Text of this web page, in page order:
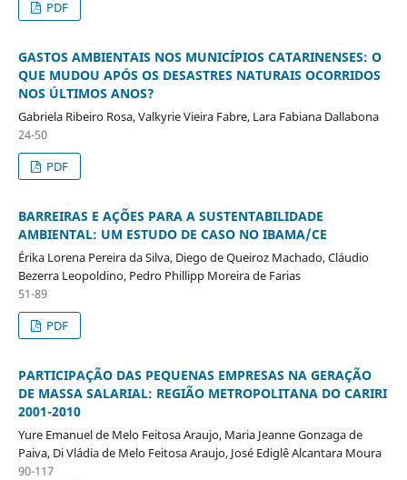
PDF
GASTOS AMBIENTAIS NOS MUNICÍPIOS CATARINENSES: O
QUE MUDOU APÓS OS DESASTRES NATURAIS OCORRIDOS
NOS ÚLTIMOS ANOS?
Gabriela Ribeiro Rosa, Valkyrie Vieira Fabre, Lara Fabiana Dallabona
24-50
PDF
BARREIRAS E AÇÕES PARA A SUSTENTABILIDADE
AMBIENTAL: UM ESTUDO DE CASO NO IBAMA/CE
Érika Lorena Pereira da Silva, Diego de Queiroz Machado, Cláudio
Bezerra Leopoldino, Pedro Phillipp Moreira de Farias
51-89
PDF
PARTICIPAÇÃO DAS PEQUENAS EMPRESAS NA GERAÇÃO
DE MASSA SALARIAL: REGIÃO METROPOLITANA DO CARIRI
2001-2010
Yure Emanuel de Melo Feitosa Araujo, Maria Jeanne Gonzaga de
Paiva, Di Vládia de Melo Feitosa Araujo, José Ediglê Alcantara Moura
90-117